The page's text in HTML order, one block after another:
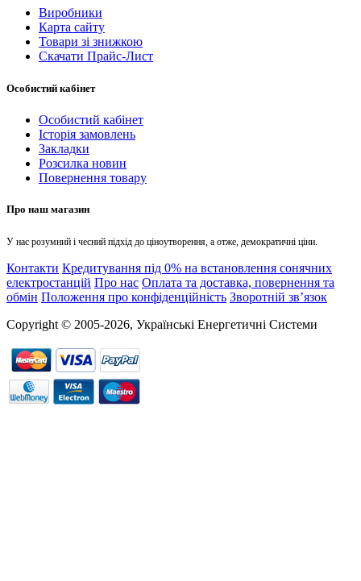
Виробники
Карта сайту
Товари зі знижкою
Скачати Прайс-Лист
Особистий кабінет
Особистий кабінет
Історія замовлень
Закладки
Розсилка новин
Повернення товару
Про наш магазин
У нас розумний і чесний підхід до ціноутворення, а отже, демократичні ціни.
Контакти Кредитування під 0% на встановлення сонячних
електростанцій Про нас Оплата та доставка, повернення та
обмін Положення про конфіденційність Зворотній зв’язок
Copyright © 2005-2026, Українські Енергетичні Системи